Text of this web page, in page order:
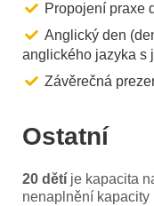
Propojení praxe
Anglický den
anglického jazyka s
Závěrečná
Ostatní
20 dětí je kapacita
nenaplnění